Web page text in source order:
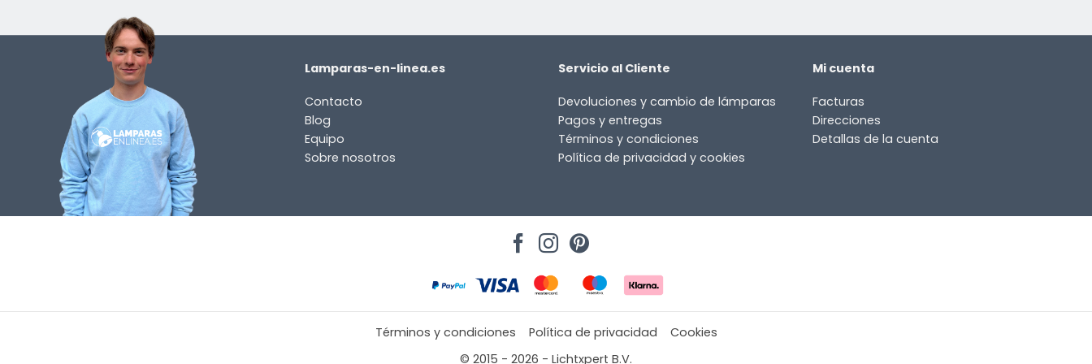
Lamparas-en-linea.es
Contacto
Blog
Equipo
Sobre nosotros
Servicio al Cliente
Devoluciones y cambio de lámparas
Pagos y entregas
Términos y condiciones
Política de privacidad y cookies
Mi cuenta
Facturas
Direcciones
Detallas de la cuenta
Términos y condiciones Política de privacidad
Cookies
© 2015 - 2026 - Lichtxpert B.V.